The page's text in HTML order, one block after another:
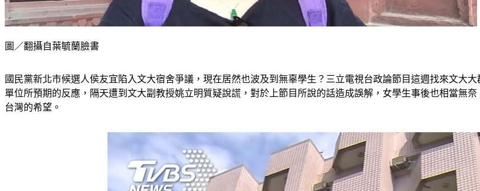
圖／翻攝自葉毓蘭臉書
國民黨新北市候選人侯友宜陷入文大宿舍爭議，現在居然也波及到無辜學生？三立電視台政論節目這週找來文大
單位所預期的反應，隔天遭到文大副教授姚立明質疑說謊，對於上節目所說的話造成誤解，女學生事後也相當無
台灣的希望。